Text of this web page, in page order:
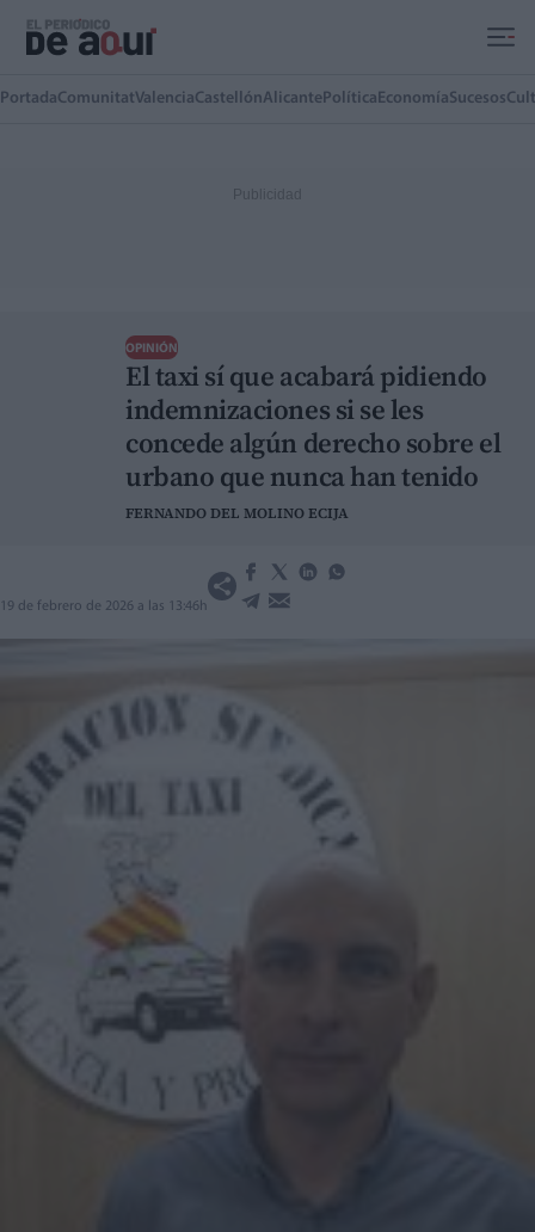
PortadaComunitatValenciaCastellónAlicante Política EconomíaSucesos
El taxi sí que acabará pidiendo
indemnizaciones si se les
concede algún derecho sobre el
urbano que nunca han tenido
OPINIÓN
FERNANDO DEL MOLINO ECIJA
19 de febrero de 2026 a las 13:46h